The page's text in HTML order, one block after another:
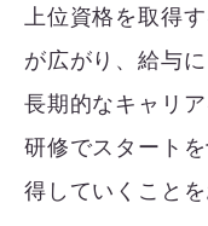
上位資格を取得
が広がり、給与
長期的なキャリ
研修でスタート
得していくことを